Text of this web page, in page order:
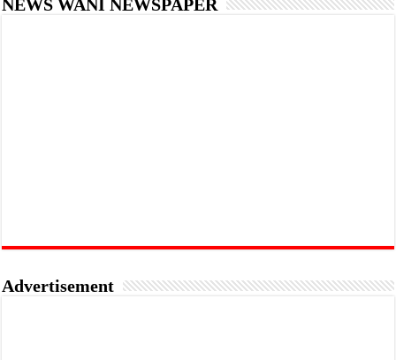
NEWS WANI NEWSPAPER
Advertisement